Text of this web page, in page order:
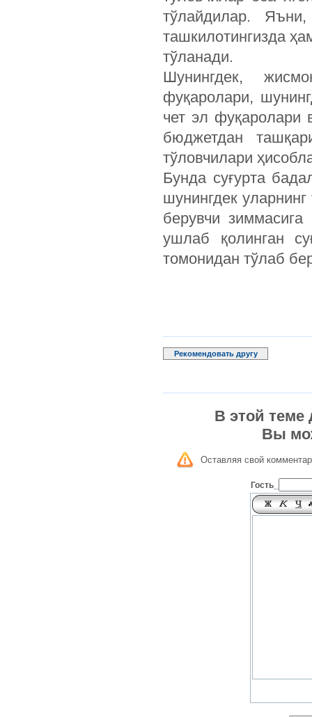
тўлайдилар.
ташкилотингизда
тўланади.
Шунингдек,
фуқаролари,
чет эл фуқаролари
бюджетдан
тўловчилари
Бунда суғурта
шунингдек
берувчи
ушлаб қолинган
томонидан тўлаб
Рекомендовать другу
В этой теме
Вы
Оставляя свой
Гость_